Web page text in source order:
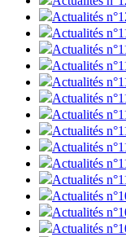
Actualités
Actualités
Actualités
Actualités
Actualités
Actualités
Actualités
Actualités
Actualités
Actualités
Actualités
Actualités
Actualités
Actualités